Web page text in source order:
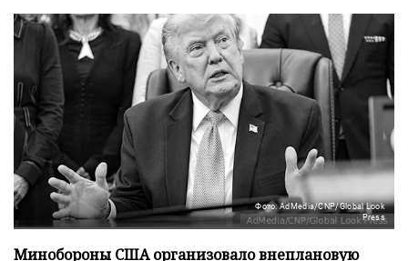
Фото: AdMedia/CNP/Global Look
Press
Минобороны США организовало внеплановую